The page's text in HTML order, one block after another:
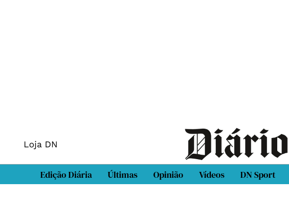
Loja DN
Edição Diária Últimas Opinião Vídeos DN Sport